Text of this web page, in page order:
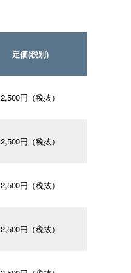
定価(税別)
2,500円（税抜）
2,500円（税抜）
2,500円（税抜）
2,500円（税抜）